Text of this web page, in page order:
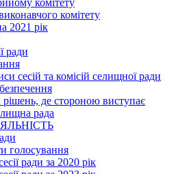
комітету
комітету
2021 рік
ради
сесій та комісій селищної ради
рішень, де стороною виступає
рада
голосування
ради за 2020 рік